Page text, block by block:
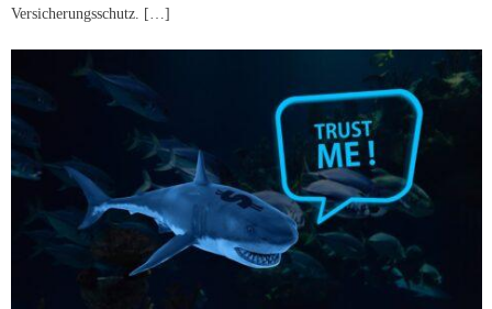
Versicherungsschutz. […]